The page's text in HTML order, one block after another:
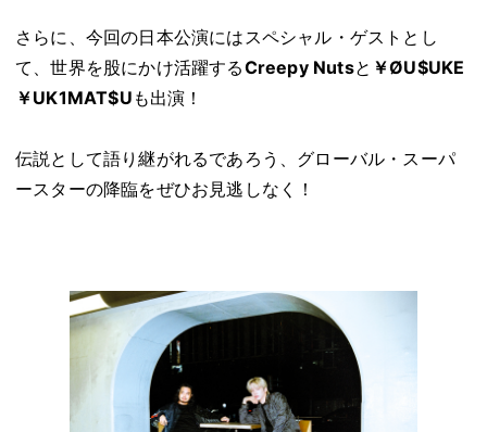
さらに、今回の日本公演にはスペシャル・ゲストとし
て、世界を股にかけ活躍するCreepy Nutsと ￥ØU$UKE
￥UK1MAT$U も出演！
伝説として語り継がれるであろう、グローバル・スーパ
ースターの降臨をぜひお見逃しなく！